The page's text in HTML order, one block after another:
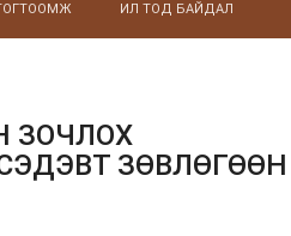
ИЛ ТОД БАЙДАЛ
ЗОЧЛОХ
ЗӨВЛӨГӨӨН